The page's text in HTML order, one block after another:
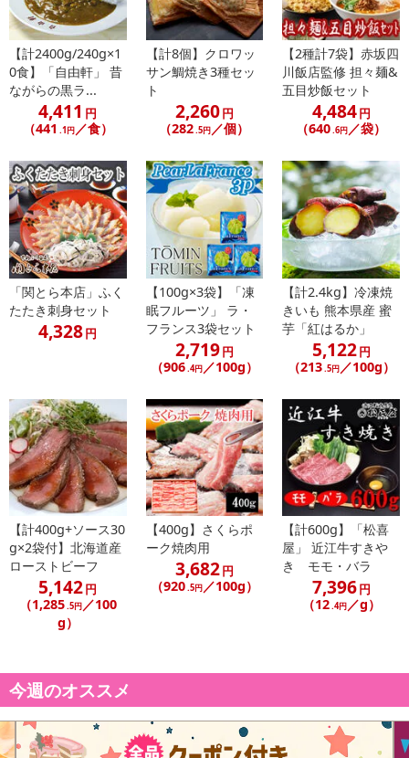
カート機能をご利用の場合は、配送日時指定をご利用いただけませ
ん。
発送日カレンダー
休業日
その他共通および商品カテゴリー別注意事項（※必ずご確認くだ
【計2400g/240g×1
0食】「自由軒」 昔
ながらの黒ラ...
4,411 円
（441 .1円／食）
【計8個】クロワッ
サン鯛焼き3種セッ
ト
2,260円
（282.5円／個）
【2種計7袋】赤坂四
川飯店監修 担々麺&
五目炒飯セット
4,484円
（640.6円／袋）
「関とら本店」ふく
たたき刺身セット
4,328円
【100g×3袋】「凍
眠フルーツ」 ラ・
フランス3袋セット
2,719円
（906 .4円／100g）
【計2.4kg】冷凍焼
きいも 熊本県産 蜜
芋「紅はるか」
5,122円
（213 .5円／100g）
【計400g+ソース30
g×2袋付】北海道産
ローストビーフ
5,142円
（1,285.5円／100
g）
【400g】さくらポ
ーク焼肉用
3,682円
（920.5円／100g）
【計600g】「松喜
屋」 近江牛すきや
き モモ・バラ
7,396円
（12.4円／g）
今週のオススメ